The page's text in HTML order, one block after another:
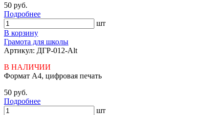
50 руб.
Подробнее
шт
В корзину
Грамота для школы
Артикул: ДГР-012-Alt
В НАЛИЧИИ
Формат А4, цифровая печать
50 руб.
Подробнее
шт